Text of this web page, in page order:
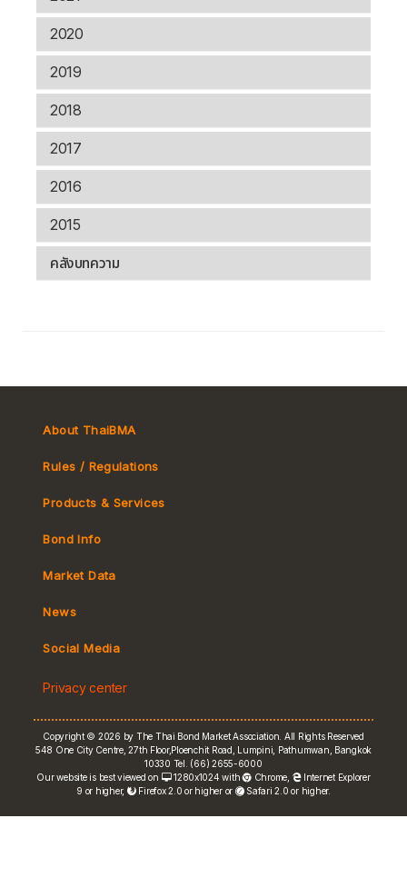
2020
2019
2018
2017
2016
2015
คลังบทความ
About ThaiBMA
Rules / Regulations
Tax
Products & Services
MeBond
e-bookbuilding
Bond Info
Market Data
Yield Curve
FRN Rate
Bond Price
News
Social Media
Privacy center
Copyright © 2026 by The Thai Bond Market Association. All Rights Reserved
548 One City Centre, 27th Floor,Ploenchit Road, Lumpini, Pathumwan, Bangkok
10330 Tel. (66) 2655-6000
Our website is best viewed on
1280x1024 with Chrome,
Internet Explorer
9 or higher,
Firefox 2.0 or higher or Safari 2.0 or higher.